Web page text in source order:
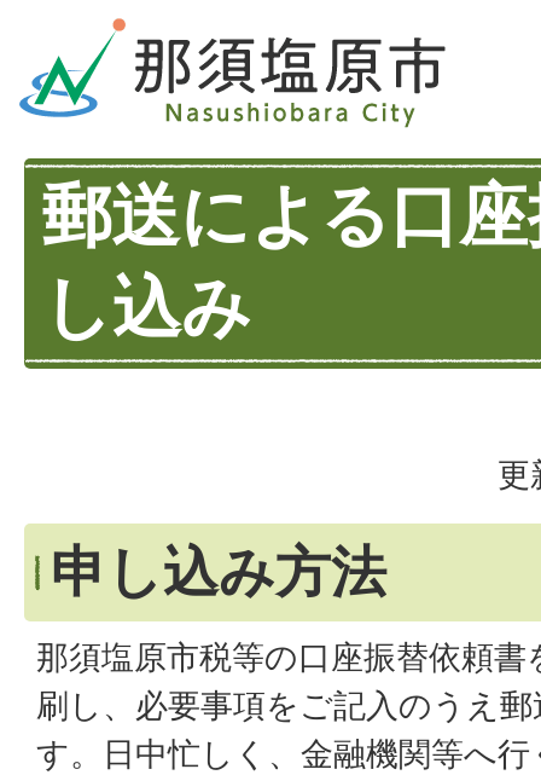
郵送による口
し込み
更
申し込み方法
那須塩原市税等の口座振替依頼
刷し、必要事項をご記入のうえ
す。日中忙しく、金融機関等へ